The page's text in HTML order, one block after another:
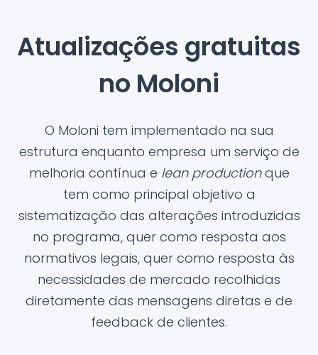
Atualizações gratuitas
no Moloni
O Moloni tem implementado na sua
estrutura enquanto empresa um serviço de
melhoria contínua e lean productionque
tem como principal objetivo a
sistematização das alterações introduzidas
no programa, quer como resposta aos
normativos legais, quer como resposta às
necessidades de mercado recolhidas
diretamente das mensagens diretas e de
feedback de clientes.